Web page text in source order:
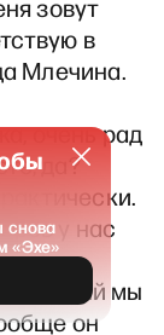
зовут
в
Млечина.
очень рад
да?
у нас
и
который мы
он
снова
«Эхе»